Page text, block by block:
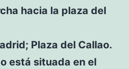
hacia la plaza del
Plaza del Callao.
está situada en el